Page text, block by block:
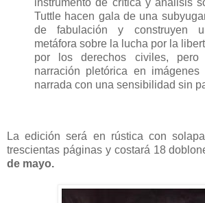
Tuttle hacen gala de una
de fabulación y construyen
metáfora sobre la lucha por la
por los derechos civiles, pero
narración pletórica en imágenes
narrada con una sensibilidad sin
La edición será en rústica con
trescientas páginas y costará 18
de mayo.